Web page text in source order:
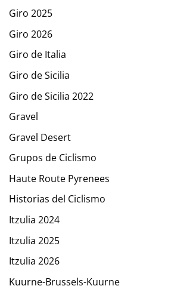
Giro 2025
Giro 2026
Giro de Italia
Giro de Sicilia
Giro de Sicilia 2022
Gravel
Gravel Desert
Grupos de Ciclismo
Haute Route Pyrenees
Historias del Ciclismo
Itzulia 2024
Itzulia 2025
Itzulia 2026
Kuurne-Brussels-Kuurne